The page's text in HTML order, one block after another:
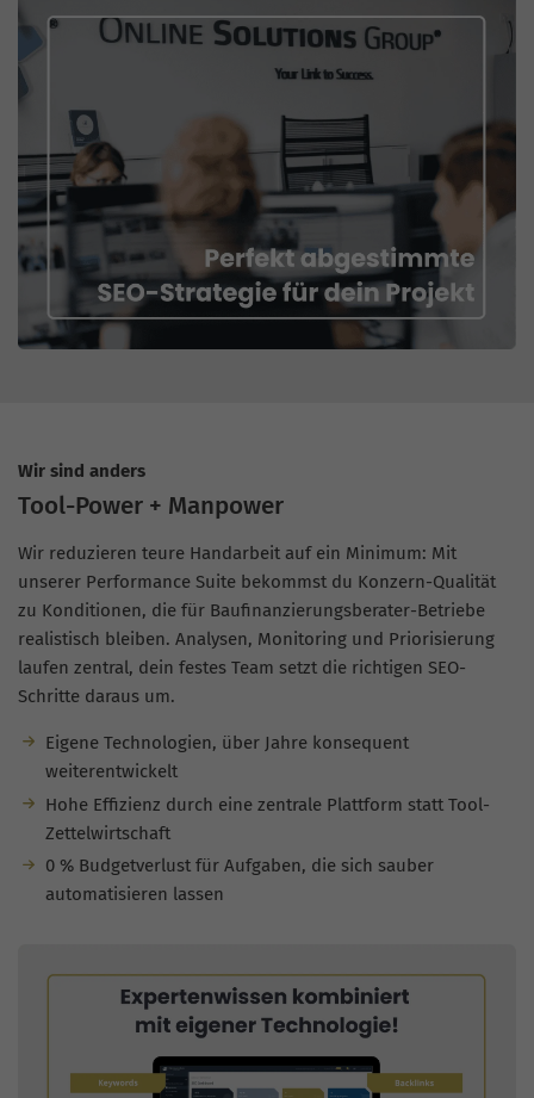
Wir sind anders
Tool-Power + Manpower
Wir reduzieren teure Handarbeit auf ein Minimum: Mit
unserer Performance Suite bekommst du Konzern-Qualität
zu Konditionen, die für Baufinanzierungsberater-Betriebe
realistisch bleiben. Analysen, Monitoring und Priorisierung
laufen zentral, dein festes Team setzt die richtigen SEO-
Schritte daraus um.
Eigene Technologien, über Jahre konsequent
weiterentwickelt
Hohe Effizienz durch eine zentrale Plattform statt Tool-
Zettelwirtschaft
0 % Budgetverlust für Aufgaben, die sich sauber
automatisieren lassen